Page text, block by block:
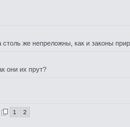
же непреложны, как и законы
они их прут?
1 2